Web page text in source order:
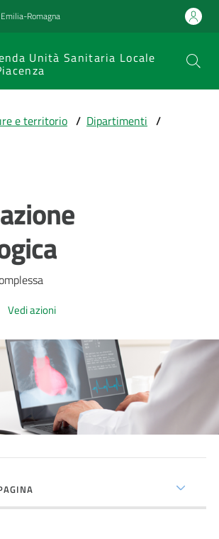
Romagna
Unità Sanitaria Locale
e territorio / Dipartimenti /
Vedi azioni